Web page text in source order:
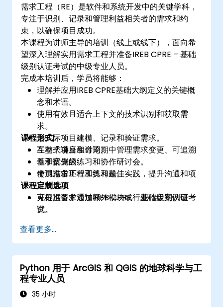
需求工程（RE）是软件和系统开发中的关键学科，
专注于识别、记录和管理利益相关者的需求和约
束，以确保项目成功。
本课程为讲师主导的培训（线上或线下），面向希
望深入理解实用需求工程并准备IREB CPRE – 基础
级别认证考试的中级专业人员。
完成本培训后，学员将能够：
理解并应用IREB CPRE基础大纲定义的关键概
念和术语。
使用有效且适合上下文的技术识别和获取需
求。
为实际项目建模、记录和验证需求。
在整个项目生命周期中管理需求变更、可追溯
性和优先级。
使用需求工程工具和最佳实践，提升沟通和项
目成果。
充分准备并通过IREB CPRE – 基础级别认证考
试。
课程形式
互动式讲座和讨论。
基于案例的练习和协作研讨会。
考试准备环节和练习题。
课程定制选项
可根据要求添加额外模块或行业特定案例研
究。
查看更多...
Python 用于 ArcGIS 和 QGIS 的地球科学与工
程专业人员
35 小时